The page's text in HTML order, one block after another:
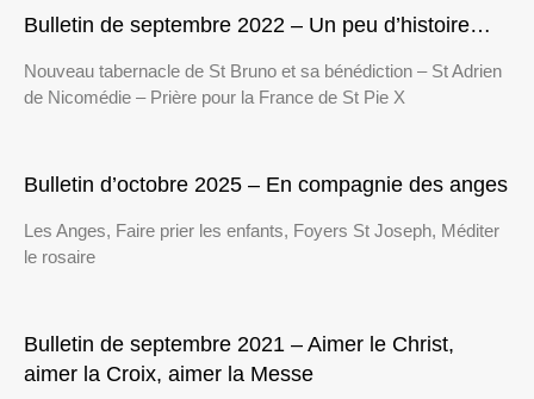
Bulletin de septembre 2022 – Un peu d’histoire…
Nouveau tabernacle de St Bruno et sa bénédiction – St Adrien
de Nicomédie – Prière pour la France de St Pie X
Bulletin d’octobre 2025 – En compagnie des anges
Les Anges, Faire prier les enfants, Foyers St Joseph, Méditer
le rosaire
Bulletin de septembre 2021 – Aimer le Christ,
aimer la Croix, aimer la Messe